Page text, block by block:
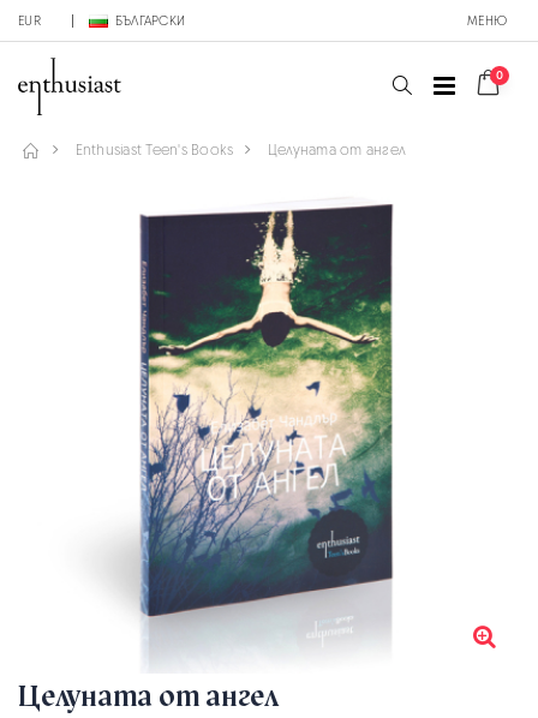
EUR БЪЛГАРСКИ МЕНЮ
0
Enthusiast Teen's Books Целуната от ангел
Целуната от ангел